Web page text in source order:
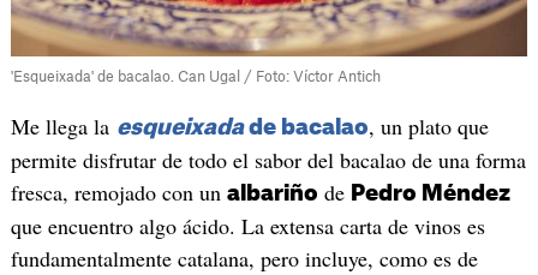
'Esqueixada' de bacalao. Can Ugal / Foto: Víctor Antich
Me llega la esqueixadade bacalao, un plato que
permite disfrutar de todo el sabor del bacalao de una forma
fresca, remojado con un albariño de Pedro Méndez
que encuentro algo ácido. La extensa carta de vinos es
fundamentalmente catalana, pero incluye, como es de